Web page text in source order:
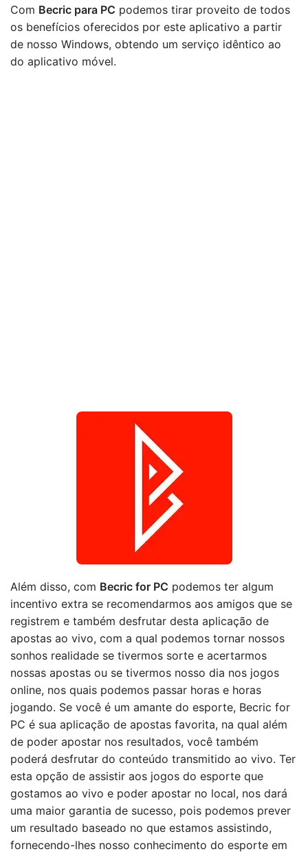
Com Becric para PC podemos tirar proveito de todos
os benefícios oferecidos por este aplicativo a partir
de nosso Windows, obtendo um serviço idêntico ao
do aplicativo móvel.
Além disso, com Becric for PC podemos ter algum
incentivo extra se recomendarmos aos amigos que se
registrem e também desfrutar desta aplicação de
apostas ao vivo, com a qual podemos tornar nossos
sonhos realidade se tivermos sorte e acertarmos
nossas apostas ou se tivermos nosso dia nos jogos
online, nos quais podemos passar horas e horas
jogando. Se você é um amante do esporte, Becric for
PC é sua aplicação de apostas favorita, na qual além
de poder apostar nos resultados, você também
poderá desfrutar do conteúdo transmitido ao vivo. Ter
esta opção de assistir aos jogos do esporte que
gostamos ao vivo e poder apostar no local, nos dará
uma maior garantia de sucesso, pois podemos prever
um resultado baseado no que estamos assistindo,
fornecendo-lhes nosso conhecimento do esporte em